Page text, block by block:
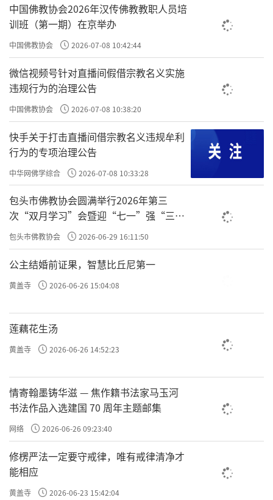
中国佛教协会2026年汉传佛教教职人员培
训班（第一期）在京举办
中国佛教协会 2026-07-08 10:42:44
微信视频号针对直播间假借宗教名义实施
违规行为的治理公告
中国佛教协会 2026-07-08 10:38:20
快手关于打击直播间借宗教名义违规牟利
行为的专项治理公告
中华网佛学综合 2026-07-08 10:33:28
包头市佛教协会圆满举行2026年第三
次“双月学习”会暨迎“七一”强“三
爱”主题书画笔会
包头市佛教协会 2026-06-29 16:11:50
公主结婚前证果，智慧比丘尼第一
黄盖寺 2026-06-26 15:04:08
莲藕花生汤
黄盖寺 2026-06-26 14:52:23
情寄翰墨铸华滋 — 焦作籍书法家马玉河
书法作品入选建国 70 周年主题邮集
网络 2026-06-26 09:23:40
修楞严法一定要守戒律，唯有戒律清净才
能相应
黄盖寺 2026-06-23 15:42:04